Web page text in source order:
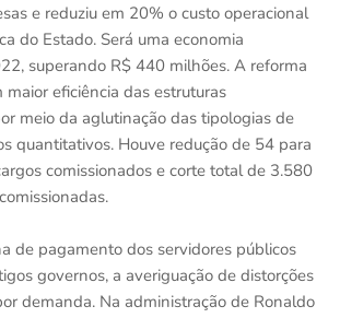
e reduziu em 20% o custo operacional
do Estado. Será uma economia
superando R$ 440 milhões. A reforma
eficiência das estruturas
meio da aglutinação das tipologias de
quantitativos. Houve redução de 54 para
comissionados e corte total de 3.580
de pagamento dos servidores públicos
governos, a averiguação de distorções
demanda. Na administração de Ronaldo